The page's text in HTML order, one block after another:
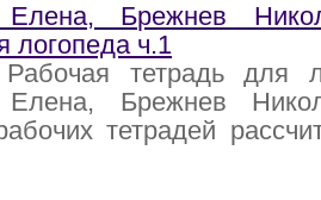
Елена, Брежнев
логопеда ч.1
тетрадь для
Брежнев
тетрадей